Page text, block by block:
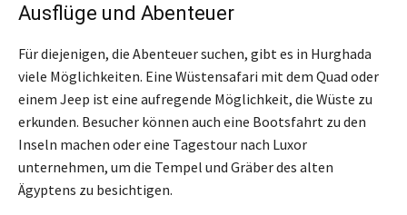
Ausflüge und Abenteuer
Für diejenigen, die Abenteuer suchen, gibt es in Hurghada
viele Möglichkeiten. Eine Wüstensafari mit dem Quad oder
einem Jeep ist eine aufregende Möglichkeit, die Wüste zu
erkunden. Besucher können auch eine Bootsfahrt zu den
Inseln machen oder eine Tagestour nach Luxor
unternehmen, um die Tempel und Gräber des alten
Ägyptens zu besichtigen.